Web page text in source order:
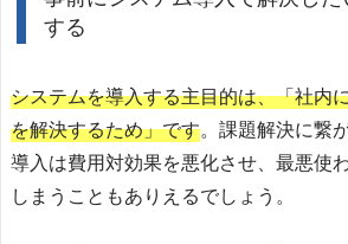
する
システムを導入する主目的は、「社内
を解決するため」です。課題解決に繋
導入は費用対効果を悪化させ、最悪使
しまうこともありえるでしょう。